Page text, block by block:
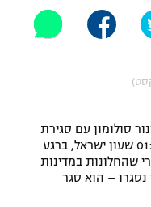
סולומון עם סגירת
חלון ההעברות, ורק לקראת השעה 01:00 שעון ישראל, ברגע
שהחלונות במדינות
נסגרו – הוא סגר